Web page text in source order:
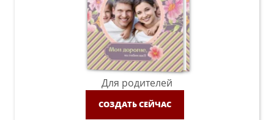
Для родителей
СОЗДАТЬ СЕЙЧАС